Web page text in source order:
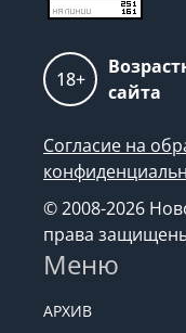
18+
сайта
Согласие на
© 2008-2026
права
Меню
АРХИВ